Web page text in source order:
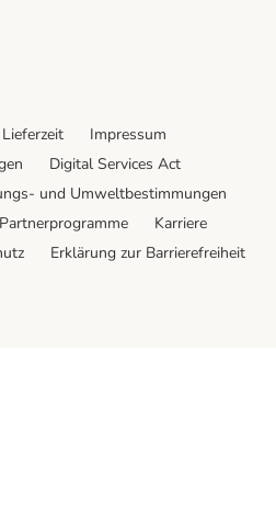
Impressum
Digital Services Act
und Umweltbestimmungen
Partnerprogramme
Karriere
Erklärung zur Barrierefreiheit